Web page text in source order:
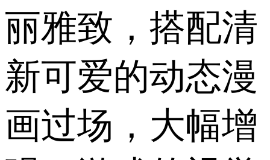
丽雅致，搭配清
新可爱的动态漫
画过场，大幅增